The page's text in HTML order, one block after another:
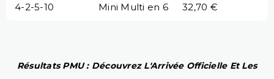
4-2-5-10
Mini Multi en 6 32,70 €
Résultats PMU : Découvrez L'Arrivée Officielle Et Les